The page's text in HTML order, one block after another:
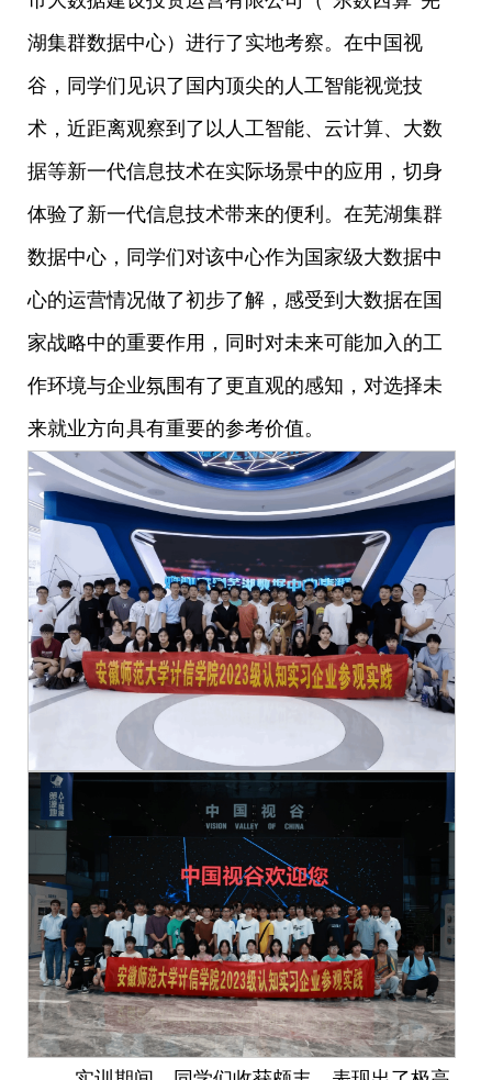
湖集群数据中心）进行了实地考察。在中国视
谷，同学们见识了国内顶尖的人工智能视觉技
术，近距离观察到了以人工智能、云计算、大数
据等新一代信息技术在实际场景中的应用，切身
体验了新一代信息技术带来的便利。在芜湖集群
数据中心，同学们对该中心作为国家级大数据中
心的运营情况做了初步了解，感受到大数据在国
家战略中的重要作用，同时对未来可能加入的工
作环境与企业氛围有了更直观的感知，对选择未
来就业方向具有重要的参考价值。